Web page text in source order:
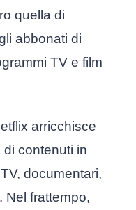
quella di
abbonati di
TV e film
arricchisce
contenuti in
documentari,
Nel frattempo,